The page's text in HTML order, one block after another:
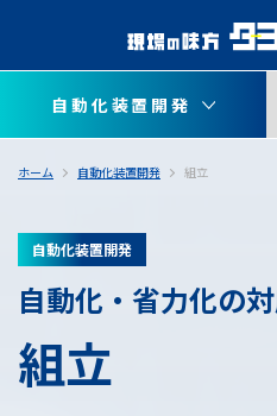
自動化装置開発
ホーム 自動化装置開発 組立
自動化装置開発
自動化・省力化の
組立